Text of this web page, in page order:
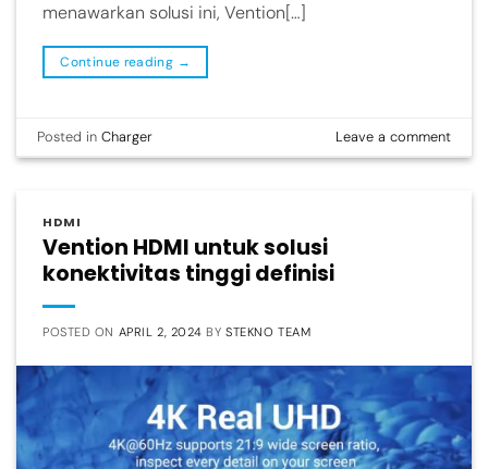
menawarkan solusi ini, Vention[…]
Continue reading →
Posted inCharger Leave a comment
HDMI
Vention HDMI untuk solusi
konektivitas tinggi definisi
POSTED ON APRIL 2, 2024 BYSTEKNO TEAM